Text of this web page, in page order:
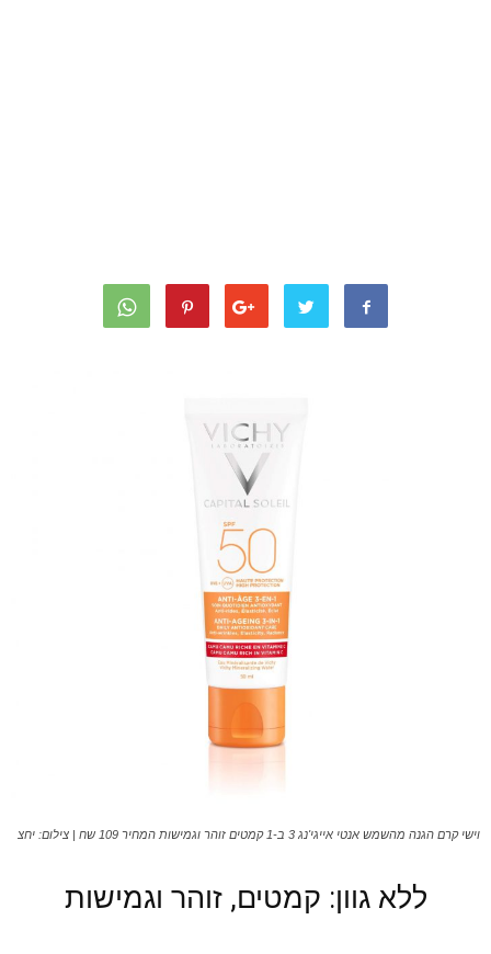
וישי קרם הגנה מהשמש אנטי אייגי'נג 3 ב-1 קמטים זוהר וגמישות המחיר 109 שח | צילום: יחצ
ללא גוון: קמטים, זוהר וגמישות